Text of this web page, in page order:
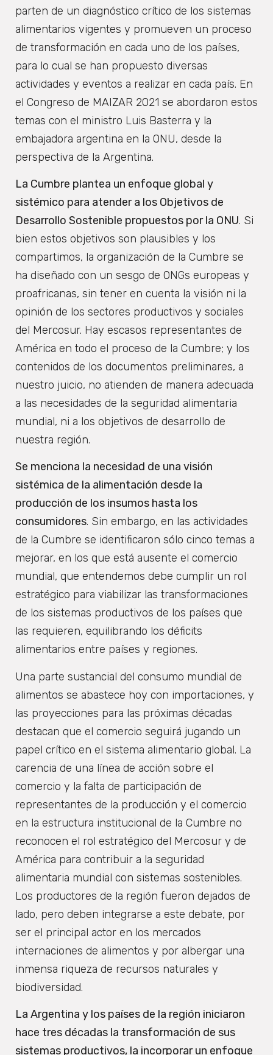
parten de un diagnóstico crítico de los sistemas
alimentarios vigentes y promueven un proceso
de transformación en cada uno de los países,
para lo cual se han propuesto diversas
actividades y eventos a realizar en cada país. En
el Congreso de MAIZAR 2021 se abordaron estos
temas con el ministro Luis Basterra y la
embajadora argentina en la ONU, desde la
perspectiva de la Argentina.
La Cumbre plantea un enfoque global y
sistémico para atender a los Objetivos de
Desarrollo Sostenible propuestos por la ONU. Si
bien estos objetivos son plausibles y los
compartimos, la organización de la Cumbre se
ha diseñado con un sesgo de ONGs europeas y
proafricanas, sin tener en cuenta la visión ni la
opinión de los sectores productivos y sociales
del Mercosur. Hay escasos representantes de
América en todo el proceso de la Cumbre; y los
contenidos de los documentos preliminares, a
nuestro juicio, no atienden de manera adecuada
a las necesidades de la seguridad alimentaria
mundial, ni a los objetivos de desarrollo de
nuestra región.
Se menciona la necesidad de una visión
sistémica de la alimentación desde la
producción de los insumos hasta los
consumidores. Sin embargo, en las actividades
de la Cumbre se identificaron sólo cinco temas a
mejorar, en los que está ausente el comercio
mundial, que entendemos debe cumplir un rol
estratégico para viabilizar las transformaciones
de los sistemas productivos de los países que
las requieren, equilibrando los déficits
alimentarios entre países y regiones.
Una parte sustancial del consumo mundial de
alimentos se abastece hoy con importaciones, y
las proyecciones para las próximas décadas
destacan que el comercio seguirá jugando un
papel crítico en el sistema alimentario global. La
carencia de una línea de acción sobre el
comercio y la falta de participación de
representantes de la producción y el comercio
en la estructura institucional de la Cumbre no
reconocen el rol estratégico del Mercosur y de
América para contribuir a la seguridad
alimentaria mundial con sistemas sostenibles.
Los productores de la región fueron dejados de
lado, pero deben integrarse a este debate, por
ser el principal actor en los mercados
internaciones de alimentos y por albergar una
inmensa riqueza de recursos naturales y
biodiversidad.
La Argentina y los países de la región iniciaron
hace tres décadas la transformación de sus
sistemas productivos, la incorporar un enfoque